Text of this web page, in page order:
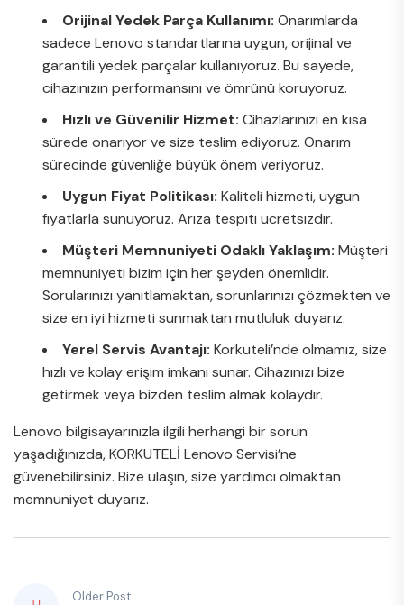
Orijinal Yedek Parça Kullanımı: Onarımlarda
sadece Lenovo standartlarına uygun, orijinal ve
garantili yedek parçalar kullanıyoruz. Bu sayede,
cihazınızın performansını ve ömrünü koruyoruz.
Hızlı ve Güvenilir Hizmet: Cihazlarınızı en kısa
sürede onarıyor ve size teslim ediyoruz. Onarım
sürecinde güvenliğe büyük önem veriyoruz.
Uygun Fiyat Politikası: Kaliteli hizmeti, uygun
fiyatlarla sunuyoruz. Arıza tespiti ücretsizdir.
Müşteri Memnuniyeti Odaklı Yaklaşım: Müşteri
memnuniyeti bizim için her şeyden önemlidir.
Sorularınızı yanıtlamaktan, sorunlarınızı çözmekten ve
size en iyi hizmeti sunmaktan mutluluk duyarız.
Yerel Servis Avantajı: Korkuteli’nde olmamız, size
hızlı ve kolay erişim imkanı sunar. Cihazınızı bize
getirmek veya bizden teslim almak kolaydır.
Lenovo bilgisayarınızla ilgili herhangi bir sorun
yaşadığınızda, KORKUTELİ Lenovo Servisi’ne
güvenebilirsiniz. Bize ulaşın, size yardımcı olmaktan
memnuniyet duyarız.
Older Post